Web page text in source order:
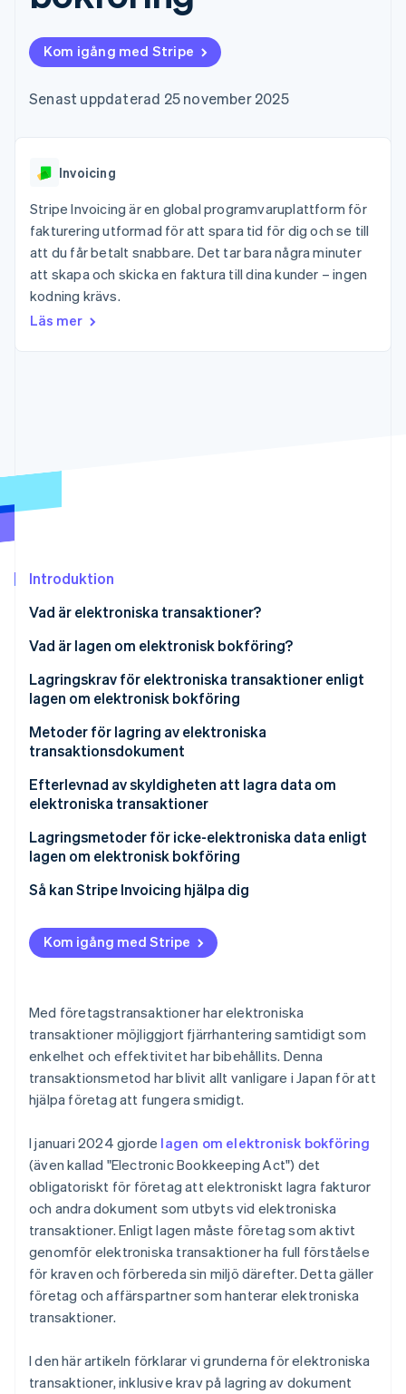
Accelererad kassaprocess
Financial Connections
Länkade finanskontodata
Data Pipeline
Product roadmap
Se vad som kommer härnäst
Radar
Bedrägeribekämpning
Atlas
Bolagsbildning för startups
Climate
Plattformar
Efter bransch
AI-företag
och fritid
Försäkringsbolag
Media och
underhållning
Ideella organisationer
Erbjud
fakturering
Utfärda stablecoin-
Tillhandahåll och
Resurser
Appintegrationer
Kodexempel
Utvecklarblogg
Företag
Produktplan
Sessions årliga
Karriärer
Nyhetsrum
Kontakta säljteamet
Bli partner
Kom igång med Stripe
Senast uppdaterad 25 november 2025
Invoicing
Stripe Invoicing är en global programvaruplattform för
fakturering utformad för att spara tid för dig och se till
att du får betalt snabbare. Det tar bara några minuter
att skapa och skicka en faktura till dina kunder – ingen
kodning krävs.
Läs mer
Introduktion
Vad är elektroniska transaktioner?
Skyldigheten att lagra elektroniska uppgifter
Vad är lagen om elektronisk bokföring?
Lagringskrav för elektroniska transaktioner enligt
lagen om elektronisk bokföring
Säkerställ äktheten
Metoder för lagring av elektroniska
transaktionsdokument
Utfärdare
Efterlevnad av skyldigheten att lagra data om
elektroniska transaktioner
Implementera ett system
Upprätta administrativa rutiner
Lagringsmetoder för icke-elektroniska data enligt
lagen om elektronisk bokföring
Elektronisk journalföring (valfritt)
Skannerlagring (valfritt)
Köpare
Så kan Stripe Invoicing hjälpa dig
Kom igång med Stripe
Med företagstransaktioner har elektroniska
transaktioner möjliggjort fjärrhantering samtidigt som
enkelhet och effektivitet har bibehållits. Denna
transaktionsmetod har blivit allt vanligare i Japan för att
hjälpa företag att fungera smidigt.
I januari 2024 gjorde lagen om elektronisk bokföring
(även kallad "Electronic Bookkeeping Act") det
obligatoriskt för företag att elektroniskt lagra fakturor
och andra dokument som utbyts vid elektroniska
transaktioner. Enligt lagen måste företag som aktivt
genomför elektroniska transaktioner ha full förståelse
för kraven och förbereda sin miljö därefter. Detta gäller
företag och affärspartner som hanterar elektroniska
transaktioner.
I den här artikeln förklarar vi grunderna för elektroniska
transaktioner, inklusive krav på lagring av dokument